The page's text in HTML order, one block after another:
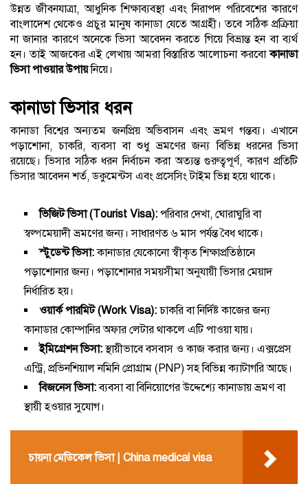
উন্নত জীবনযাত্রা, আধুনিক শিক্ষাব্যবস্থা এবং নিরাপদ পরিবেশের কারণে
বাংলাদেশ থেকেও প্রচুর মানুষ কানাডা যেতে আগ্রহী। তবে সঠিক প্রক্রিয়া
না জানার কারণে অনেকে ভিসা আবেদন করতে গিয়ে বিভ্রান্ত হন বা ব্যর্থ
হন। তাই আজকের এই লেখায় আমরা বিস্তারিত আলোচনা করবোকানাডা
ভিসা পাওয়ার উপায়নিয়ে।
কানাডা ভিসার ধরন
কানাডা বিশ্বের অন্যতম জনপ্রিয় অভিবাসন এবং ভ্রমণ গন্তব্য। এখানে
পড়াশোনা, চাকরি, ব্যবসা বা শুধু ভ্রমণের জন্য বিভিন্ন ধরনের ভিসা
রয়েছে। ভিসার সঠিক ধরন নির্বাচন করা অত্যন্ত গুরুত্বপূর্ণ, কারণ প্রতিটি
ভিসার আবেদন শর্ত, ডকুমেন্টস এবং প্রসেসিং টাইম ভিন্ন হয়ে থাকে।
ভিজিট ভিসা (Tourist Visa): পরিবার দেখা, ঘোরাঘুরি বা
স্বল্পমেয়াদী ভ্রমণের জন্য। সাধারণত ৬ মাস পর্যন্ত বৈধ থাকে।
স্টুডেন্ট ভিসা:কানাডার যেকোনো স্বীকৃত শিক্ষাপ্রতিষ্ঠানে
পড়াশোনার জন্য। পড়াশোনার সময়সীমা অনুযায়ী ভিসার মেয়াদ
নির্ধারিত হয়।
ওয়ার্ক পারমিট (Work Visa):চাকরি বা নির্দিষ্ট কাজের জন্য
কানাডার কোম্পানির অফার লেটার থাকলে এটি পাওয়া যায়।
ইমিগ্রেশন ভিসা:স্থায়ীভাবে বসবাস ও কাজ করার জন্য। এক্সপ্রেস
এন্ট্রি, প্রভিনশিয়াল নমিনি প্রোগ্রাম (PNP) সহ বিভিন্ন ক্যাটাগরি আছে।
বিজনেস ভিসা:ব্যবসা বা বিনিয়োগের উদ্দেশ্যে কানাডায় ভ্রমণ বা
স্থায়ী হওয়ার সুযোগ।
চায়না মেডিকেল ভিসা | China medical visa